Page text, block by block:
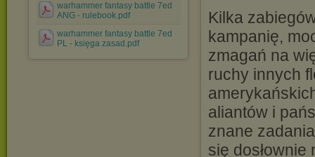
warhammer fantasy battle 7ed
ANG - rulebook.pdf
warhammer fantasy battle 7ed
PL - księga zasad.pdf
Kilka
kampanię,
zmagań na
ruchy innych
aliantów i
znane
się